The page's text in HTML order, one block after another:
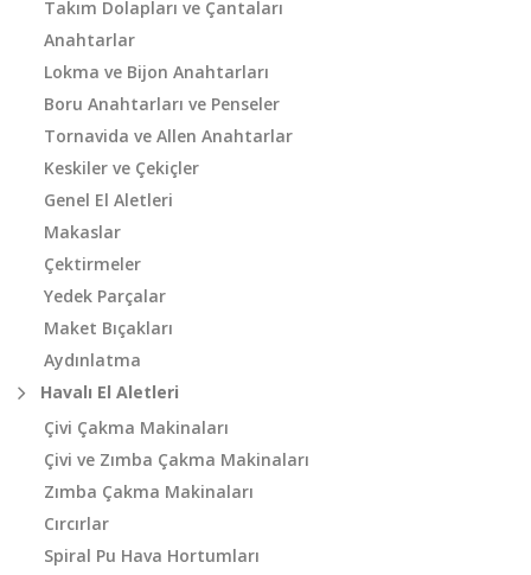
Takım Dolapları ve Çantaları
Anahtarlar
Lokma ve Bijon Anahtarları
Boru Anahtarları ve Penseler
Tornavida ve Allen Anahtarlar
Keskiler ve Çekiçler
Genel El Aletleri
Makaslar
Çektirmeler
Yedek Parçalar
Maket Bıçakları
Aydınlatma
Havalı El Aletleri
Çivi Çakma Makinaları
Çivi ve Zımba Çakma Makinaları
Zımba Çakma Makinaları
Cırcırlar
Spiral Pu Hava Hortumları